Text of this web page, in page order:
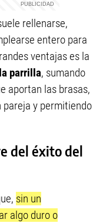
rellenarse,
entero para
ventajas es la
parrilla, sumando
aportan las brasas,
pareja y permitiendo
del éxito del
sin un
algo duro o